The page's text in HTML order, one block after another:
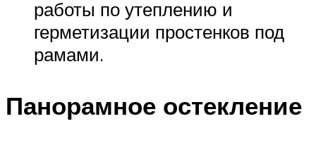
работы по утеплению и
герметизации простенков под
рамами.
Панорамное остекление